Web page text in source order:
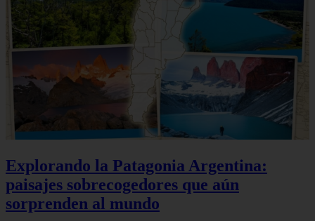
Explorando la Patagonia Argentina:
paisajes sobrecogedores que aún
sorprenden al mundo